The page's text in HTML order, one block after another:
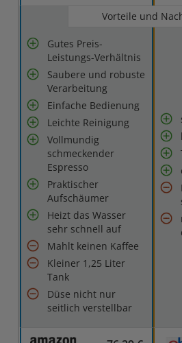
Vorteile und
Gutes Preis-
Leistungs-Verhältnis
Saubere und robuste
Verarbeitung
Einfache Bedienung
Leichte Reinigung
Vollmundig
schmeckender
Espresso
Praktischer
Aufschäumer
Heizt das Wasser
sehr schnell auf
Mahlt keinen Kaffee
Kleiner 1,25 Liter
Tank
Düse nicht nur
seitlich verstellbar